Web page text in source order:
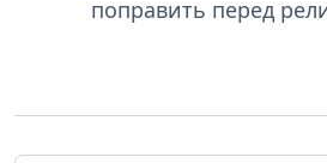
поправить перед